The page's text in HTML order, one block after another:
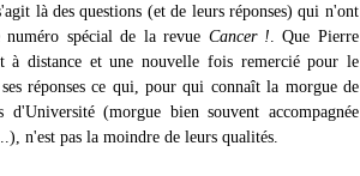
là des questions (et de leurs réponses) qui n'ont
numéro spécial de la revue Cancer ! . Que Pierre
distance et une nouvelle fois remercié pour le
réponses ce qui, pour qui connaît la morgue de
d'Université (morgue bien souvent accompagnée
n'est pas la moindre de leurs qualités.